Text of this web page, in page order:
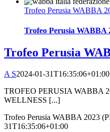
Trofeo Perusia WABBA
Trofeo Perusia WABBA
Trofeo Perusia
A S2024-01-31T16:35:06+01:00
TROFEO PERUSIA WABBA
WELLNESS [...]
Trofeo Perusia WABBA 2023
31T16:35:06+01:00